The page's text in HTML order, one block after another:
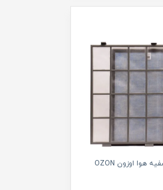
فیلتر دستگاه تصفیه هوا اوزون OZON